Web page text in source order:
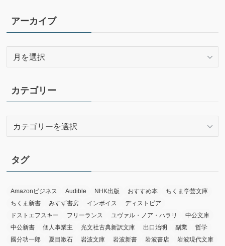
アーカイブ
イ
ブ
カテゴリー
リ
ー
タグ
Amazonビジネス Audible NHK出版 おすすめ本
ちくま学芸文庫
ちくま新書
みすず書房 インボイス
ディストピア
ドストエフスキー
フリーランス ユヴァル・ノア・ハラリ
中公文庫
中公新書
個人事業主 光文社古典新訳文庫 出口治明 副業
哲学
國分功一郎
夏目漱石 岩波文庫 岩波新書 岩波書店 岩波現代文庫